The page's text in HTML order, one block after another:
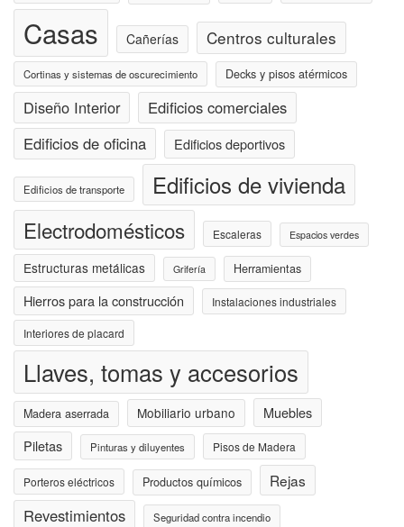
Casas Cañerías Centros culturales
Cortinas y sistemas de oscurecimiento Decks y pisos atérmicos
Diseño Interior
Edificios comerciales
Edificios de oficina
Edificios deportivos
Edificios de transporte Edificios de vivienda
Electrodomésticos Escaleras Espacios verdes
Estructuras metálicas Grifería Herramientas
Hierros para la construcción Instalaciones industriales
Interiores de placard
Llaves, tomas y accesorios
Madera aserrada Mobiliario urbano
Muebles
Piletas
Pinturas y diluyentes Pisos de Madera
Porteros eléctricos Productos químicos Rejas
Revestimientos Seguridad contra incendio